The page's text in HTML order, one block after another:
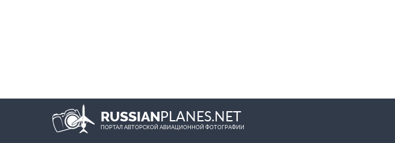
RUSSIANPLANES.NET
ПОРТАЛ АВТОРСКОЙ АВИАЦИОННОЙ ФОТОГРАФИИ